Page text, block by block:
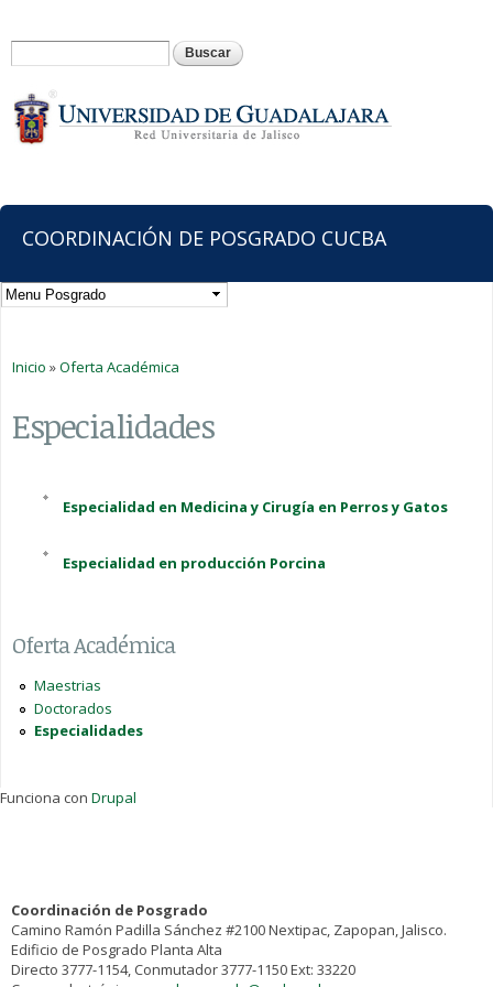
principal
Formulario de búsqueda
COORDINACIÓN DE POSGRADO CUCBA
Usted está aquí
Inicio »Oferta Académica
Especialidades
Especialidad en Medicina y Cirugía en Perros y Gatos
Especialidad en producción Porcina
Oferta Académica
Maestrias
Doctorados
Especialidades
Funciona con Drupal
Coordinación de Posgrado
Camino Ramón Padilla Sánchez #2100 Nextipac, Zapopan, Jalisco.
Edificio de Posgrado Planta Alta
Directo 3777-1154, Conmutador 3777-1150 Ext: 33220